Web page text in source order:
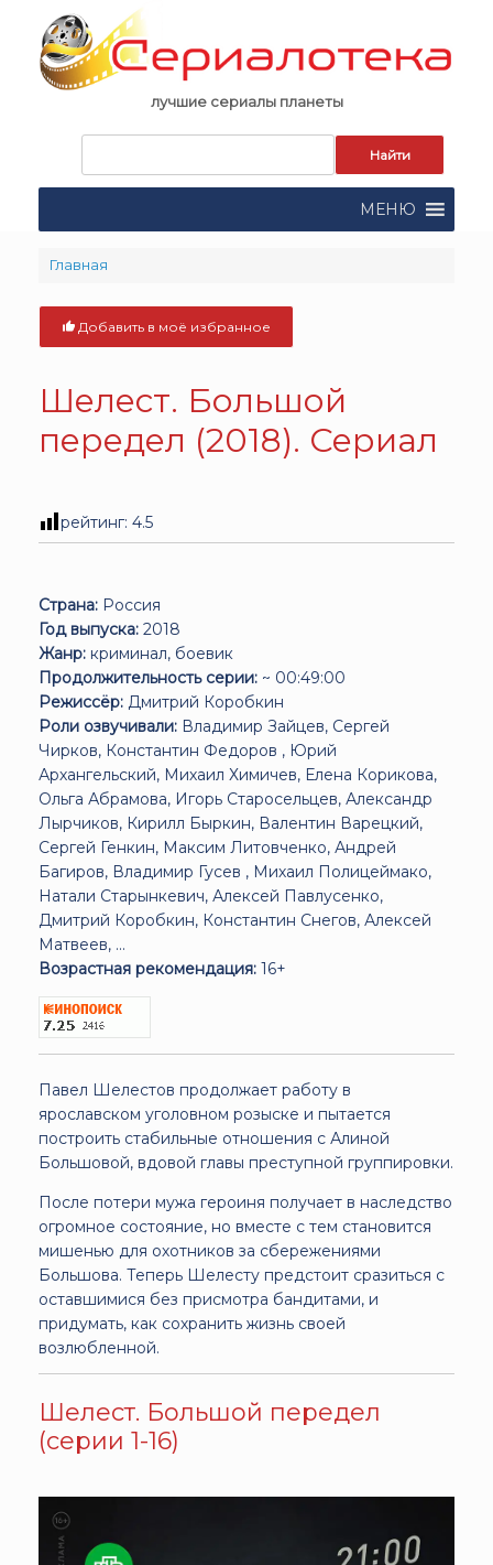
content
лучшие сериалы планеты
поиска:
МЕНЮ
Главная
Добавить в моё избранное
Шелест. Большой
передел (2018). Сериал
рейтинг: 4.5
Страна: Россия
Год выпуска: 2018
Жанр: криминал, боевик
Продолжительность серии: ~ 00:49:00
Режиссёр: Дмитрий Коробкин
Роли озвучивали: Владимир Зайцев, Сергей
Чирков, Константин Федоров , Юрий
Архангельский, Михаил Химичев, Елена Корикова,
Ольга Абрамова, Игорь Старосельцев, Александр
Лырчиков, Кирилл Быркин, Валентин Варецкий,
Сергей Генкин, Максим Литовченко, Андрей
Багиров, Владимир Гусев , Михаил Полицеймако,
Натали Старынкевич, Алексей Павлусенко,
Дмитрий Коробкин, Константин Снегов, Алексей
Матвеев, ...
Возрастная рекомендация: 16+
Павел Шелестов продолжает работу в
ярославском уголовном розыске и пытается
построить стабильные отношения с Алиной
Большовой, вдовой главы преступной группировки.
После потери мужа героиня получает в наследство
огромное состояние, но вместе с тем становится
мишенью для охотников за сбережениями
Большова. Теперь Шелесту предстоит сразиться с
оставшимися без присмотра бандитами, и
придумать, как сохранить жизнь своей
возлюбленной.
Шелест. Большой передел
(серии 1-16)